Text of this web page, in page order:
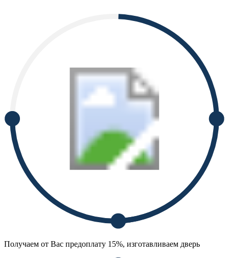
Получаем от Вас предоплату 15%, изготавливаем дверь